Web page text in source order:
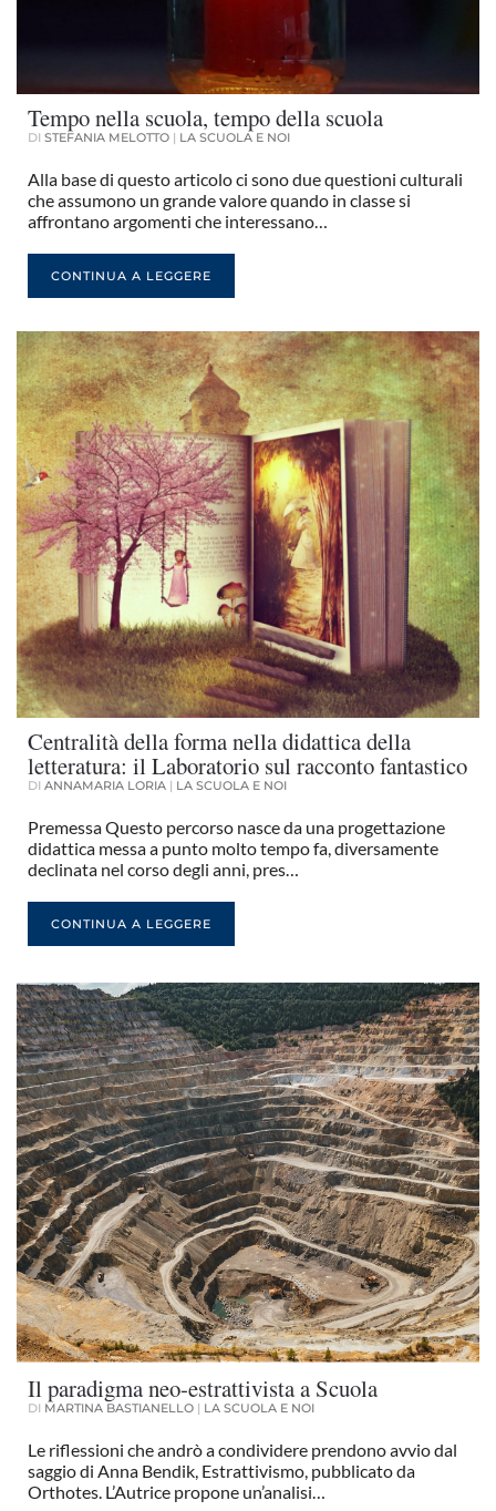
Tempo nella scuola, tempo della scuola
DI STEFANIA MELOTTO | LA SCUOLA E NOI
Alla base di questo articolo ci sono due questioni culturali
che assumono un grande valore quando in classe si
affrontano argomenti che interessano…
CONTINUA A LEGGERE
Centralità della forma nella didattica della
letteratura: il Laboratorio sul racconto fantastico
DI ANNAMARIA LORIA | LA SCUOLA E NOI
Premessa Questo percorso nasce da una progettazione
didattica messa a punto molto tempo fa, diversamente
declinata nel corso degli anni, pres…
CONTINUA A LEGGERE
Il paradigma neo-estrattivista a Scuola
DI MARTINA BASTIANELLO | LA SCUOLA E NOI
Le riflessioni che andrò a condividere prendono avvio dal
saggio di Anna Bendik, Estrattivismo, pubblicato da
Orthotes. L’Autrice propone un’analisi…